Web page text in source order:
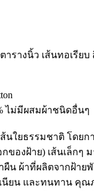
/ ตารางนิ้ว เส้นทอเรี
ไม่มีผสมผ้าชนิดอื่นๆ
นใยธรรมชาติ โดยก
ของฝ้าย) เส้นเล็กๆ
น ผ้าที่ผลิตจากฝ้ายพั
เนียน และทนทาน คุ